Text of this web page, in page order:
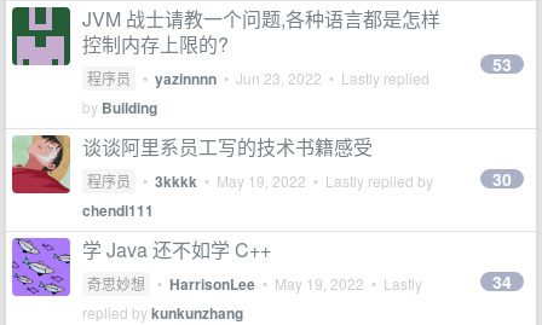
JVM 战士请教一个问题,各种语言都是怎样
控制内存上限的?
程序员 • yazinnnn • Jun 23, 2022 • Lastly replied
by Building
53
谈谈阿里系员工写的技术书籍感受
程序员 • 3kkkk • May 19, 2022 • Lastly replied by
chendl111
30
学 Java 还不如学 C++
奇思妙想 • HarrisonLee • May 19, 2022 • Lastly
replied bykunkunzhang
34